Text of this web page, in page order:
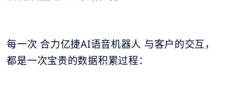
每一次 合力亿捷AI语音机器人 与客户的交互，
都是一次宝贵的数据积累过程：